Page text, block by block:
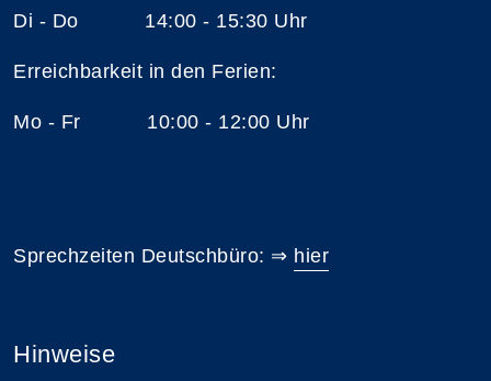
Di - Do 14:00 - 15:30 Uhr
Erreichbarkeit in den Ferien:
Mo - Fr 10:00 - 12:00 Uhr
Sprechzeiten Deutschbüro: ⇒ hier
Hinweise